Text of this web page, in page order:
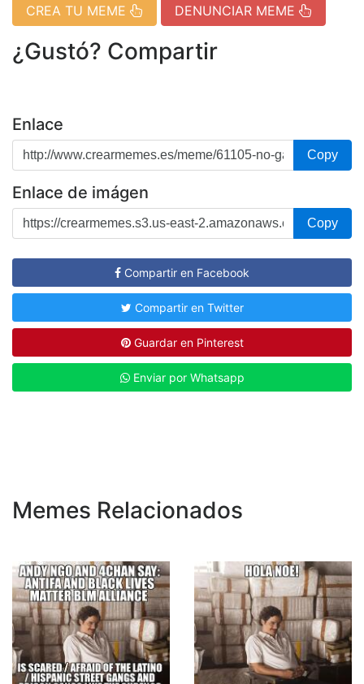
CREA TU MEME DENUNCIAR MEME
¿Gustó? Compartir
Enlace
Copy
Enlace de imágen
Copy
Compartir en Facebook
Compartir en Twitter
Guardar en Pinterest
Enviar por Whatsapp
Memes Relacionados